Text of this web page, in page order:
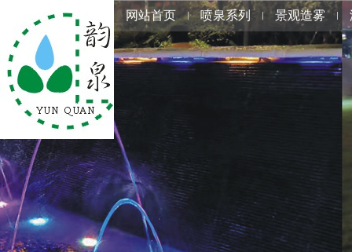
网站首页 喷泉系列 景观造雾